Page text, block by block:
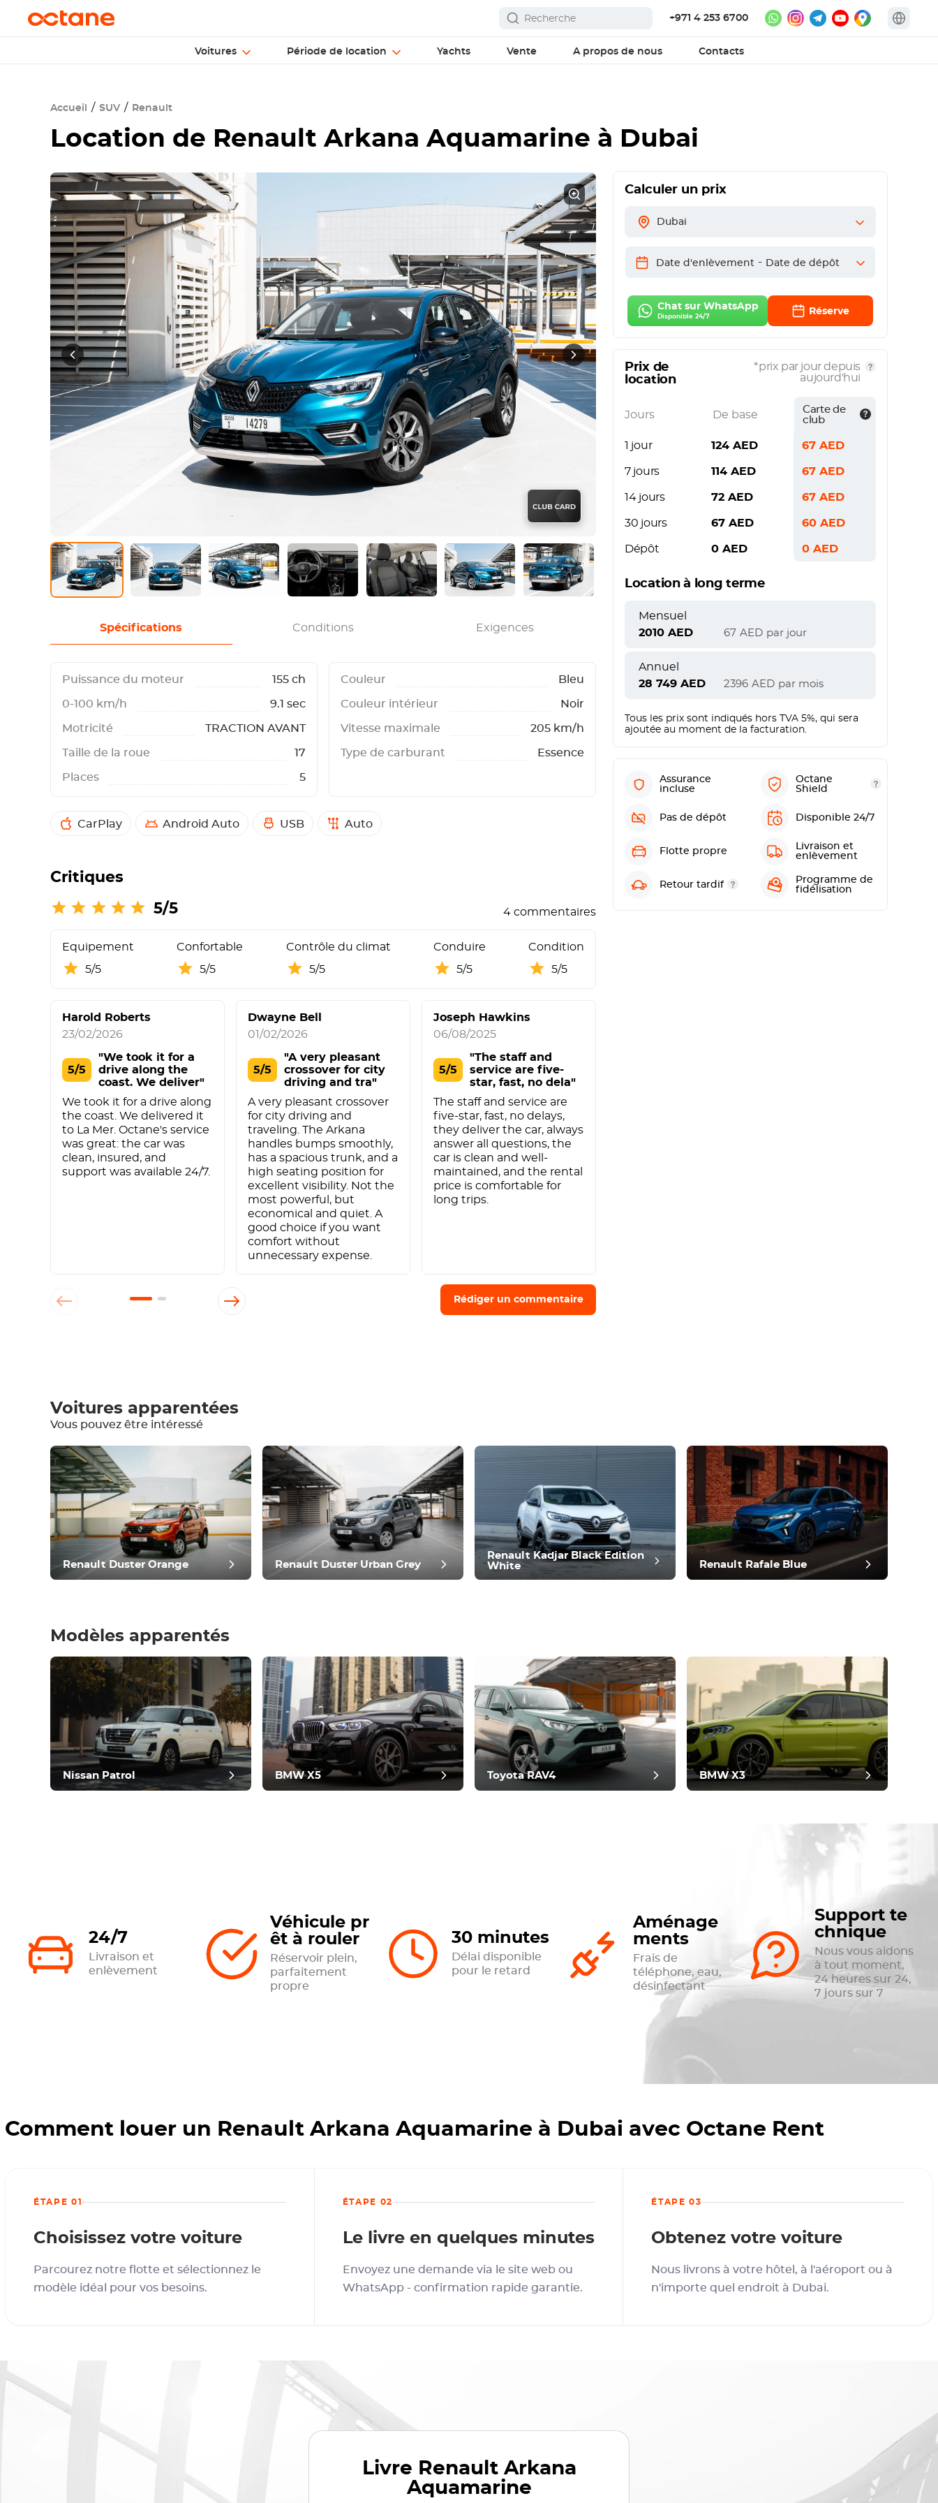
+971 4 253 6700
Voitures Période de location Yachts Vente A propos de nous Contacts
Accueil SUV Renault
Location de Renault Arkana Aquamarine à Dubai
Calculer un prix
Dubai
Date d'enlèvement - Date de dépôt
Chat sur WhatsApp
Disponible 24/7
Réserve
Prix de
location
*prix par jour depuis
aujourd'hui
Jours De base
Carte de
club
1 jour 124 AED 67 AED
7 jours 114 AED 67 AED
14 jours 72 AED 67 AED
30 jours 67 AED 60 AED
Dépôt 0 AED 0 AED
Location à long terme
Mensuel
2010 AED 67 AED par jour
Annuel
28 749 AED 2396 AED par mois
Tous les prix sont indiqués hors TVA 5%, qui sera
ajoutée au moment de la facturation.
Assurance
incluse
Octane
Shield
Pas de dépôt Disponible 24/7
Flotte propre
Livraison et
enlèvement
Retour tardif
Programme de
fidélisation
Spécifications Conditions Exigences
Puissance du moteur 155 ch
0-100 km/h 9.1 sec
Motricité TRACTION AVANT
Taille de la roue 17
Places 5
Couleur Bleu
Couleur intérieur Noir
Vitesse maximale 205 km/h
Type de carburant Essence
CarPlay Android Auto USB Auto
Critiques
5/5 4 commentaires
Equipement
5/5
Confortable
5/5
Contrôle du climat
5/5
Conduire
5/5
Condition
5/5
Harold Roberts
23/02/2026
5/5
"We took it for a
drive along the
coast. We deliver"
We took it for a drive along
the coast. We delivered it
to La Mer. Octane's service
was great: the car was
clean, insured, and
support was available 24/7.
Dwayne Bell
01/02/2026
5/5
"A very pleasant
crossover for city
driving and tra"
A very pleasant crossover
for city driving and
traveling. The Arkana
handles bumps smoothly,
has a spacious trunk, and a
high seating position for
excellent visibility. Not the
most powerful, but
economical and quiet. A
good choice if you want
comfort without
unnecessary expense.
Joseph Hawkins
06/08/2025
5/5
"The staff and
service are five-
star, fast, no dela"
The staff and service are
five-star, fast, no delays,
they deliver the car, always
answer all questions, the
car is clean and well-
maintained, and the rental
price is comfortable for
long trips.
Rédiger un commentaire
Equipement
Confortable
Contrôle du climat
bilan de fin d'année
Voitures apparentées
Vous pouvez être intéressé
Renault Duster Orange Renault Duster Urban Grey
Renault Kadjar Black Edition
White
Renault Rafale Blue
Modèles apparentés
Nissan Patrol BMW X5 Toyota RAV4 BMW X3
24/7
Livraison et
enlèvement
Véhicule pr
êt à rouler
Réservoir plein,
parfaitement
propre
30 minutes
Délai disponible
pour le retard
Aménage
ments
Frais de
téléphone, eau,
désinfectant
Support te
chnique
Nous vous aidons
à tout moment,
24 heures sur 24,
7 jours sur 7
Comment louer un Renault Arkana Aquamarine à Dubai avec Octane Rent
ÉTAPE 01
Choisissez votre voiture
Parcourez notre flotte et sélectionnez le
modèle idéal pour vos besoins.
ÉTAPE 02
Le livre en quelques minutes
Envoyez une demande via le site web ou
WhatsApp - confirmation rapide garantie.
ÉTAPE 03
Obtenez votre voiture
Nous livrons à votre hôtel, à l'aéroport ou à
n'importe quel endroit à Dubai.
Livre Renault Arkana
Aquamarine